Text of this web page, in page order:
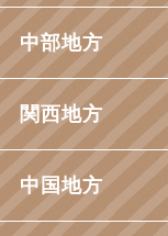
中部地方
関西地方
中国地方